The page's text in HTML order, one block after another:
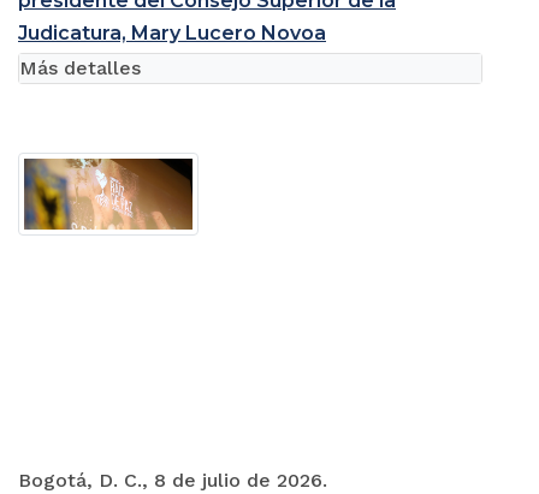
Judicatura, Mary Lucero Novoa
Bogotá, D. C., 8 de julio de 2026.
Más detalles